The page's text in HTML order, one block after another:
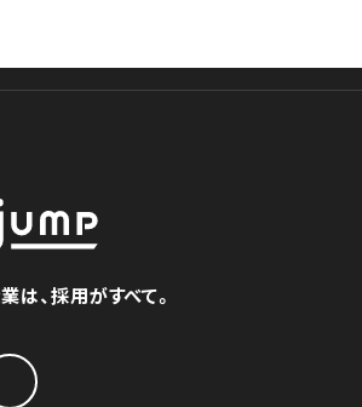
は、採用がすべて。